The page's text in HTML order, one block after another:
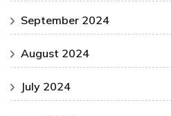
September 2024
August 2024
July 2024